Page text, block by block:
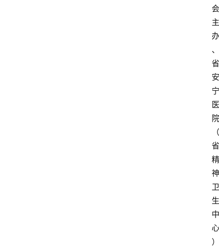
会
主
办
、
省
安
宁
医
院
（
省
精
神
卫
生
中
心
）